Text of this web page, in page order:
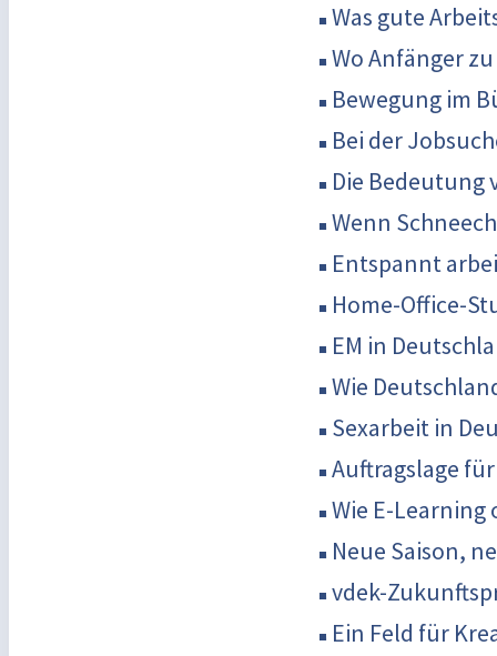
Was gute
Wo Anfänger
Bewegung im
Bei der
Die Bedeutung
Wenn
Entspannt
Home-Office-
EM in
Wie
Sexarbeit in
Auftragslage
Wie E-
Neue Saison,
vdek-
Ein Feld für